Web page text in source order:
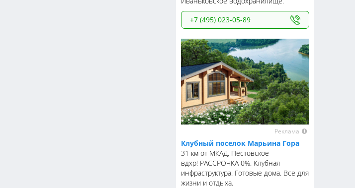
+7 (495) 023-05-89
Реклама
Клубный поселок Марьина Гора
31 км от МКАД, Пестовское
вдхр! РАССРОЧКА 0%. Клубная
инфраструктура. Готовые дома. Все для
жизни и отдыха.